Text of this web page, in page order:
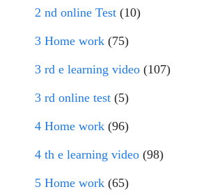
2 nd online Test (10)
3 Home work (75)
3 rd e learning video (107)
3 rd online test (5)
4 Home work (96)
4 th e learning video (98)
5 Home work (65)